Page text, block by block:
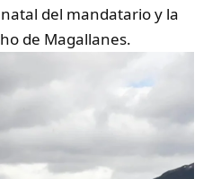
del mandatario y la
de Magallanes.